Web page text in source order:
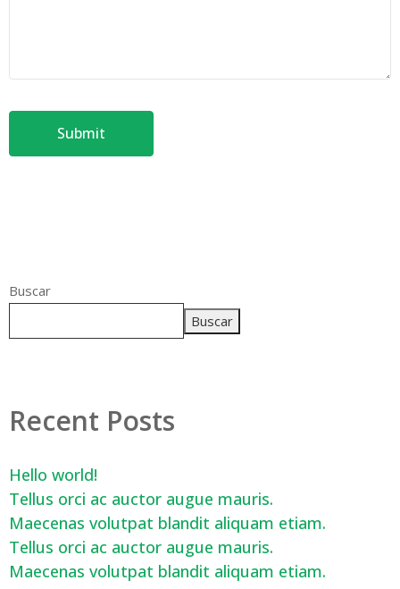
Buscar
Buscar
Recent Posts
Hello world!
Tellus orci ac auctor augue mauris.
Maecenas volutpat blandit aliquam etiam.
Tellus orci ac auctor augue mauris.
Maecenas volutpat blandit aliquam etiam.